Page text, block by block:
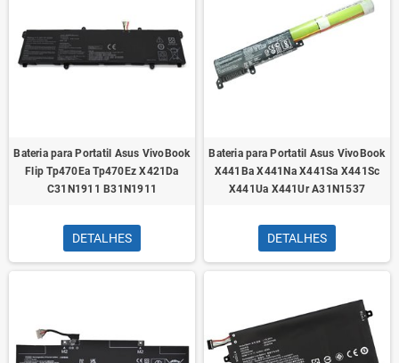
Bateria para Portatil Asus VivoBook
Flip Tp470Ea Tp470Ez X421Da
C31N1911 B31N1911
DETALHES
Bateria para Portatil Asus VivoBook
X441Ba X441Na X441Sa X441Sc
X441Ua X441Ur A31N1537
DETALHES